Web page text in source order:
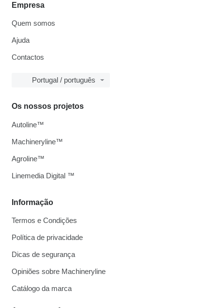
Empresa
Quem somos
Ajuda
Contactos
Portugal / português
Informação
Termos e Condições
Política de privacidade
Dicas de segurança
Opiniões sobre Machineryline
Catálogo da marca
Os nossos projetos
Autoline™
Machineryline™
Agroline™
Linemedia Digital ™